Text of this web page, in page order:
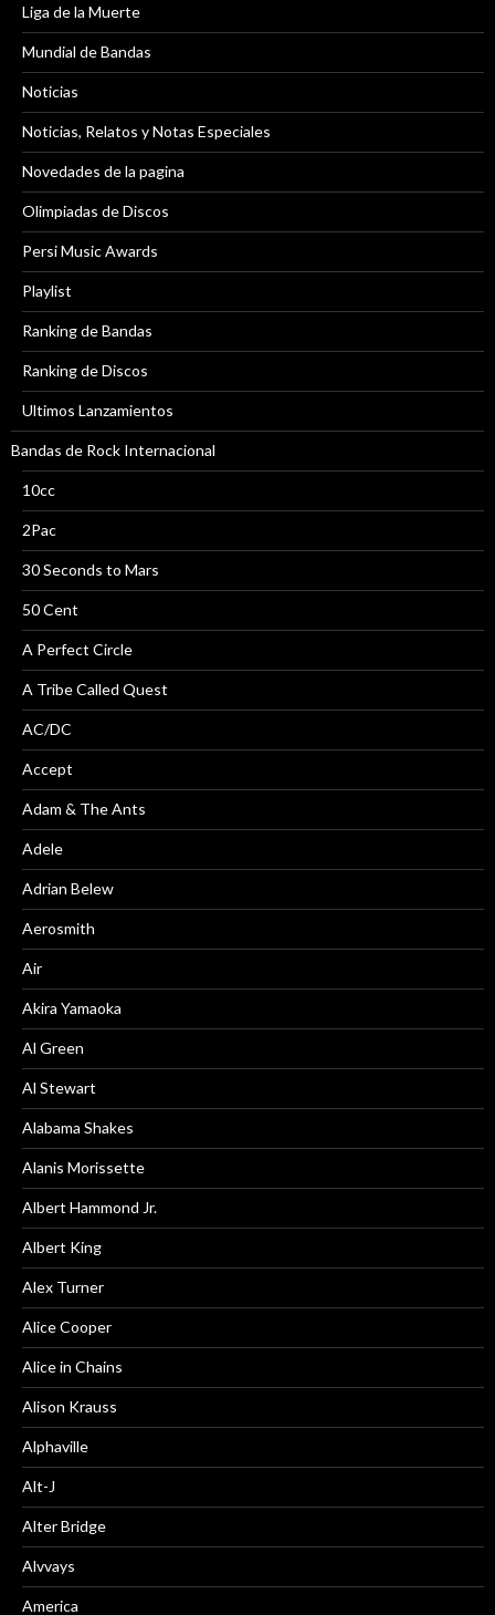
Liga de la Muerte
Mundial de Bandas
Noticias
Noticias, Relatos y Notas Especiales
Novedades de la pagina
Olimpiadas de Discos
Persi Music Awards
Playlist
Ranking de Bandas
Ranking de Discos
Ultimos Lanzamientos
Bandas de Rock Internacional
10cc
2Pac
30 Seconds to Mars
50 Cent
A Perfect Circle
A Tribe Called Quest
AC/DC
Accept
Adam & The Ants
Adele
Adrian Belew
Aerosmith
Air
Akira Yamaoka
Al Green
Al Stewart
Alabama Shakes
Alanis Morissette
Albert Hammond Jr.
Albert King
Alex Turner
Alice Cooper
Alice in Chains
Alison Krauss
Alphaville
Alt-J
Alter Bridge
Alvvays
America